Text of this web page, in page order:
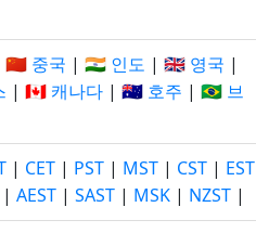
🇨🇳 중국 | 🇮🇳 인도 | 🇬🇧 영국 |
| 🇨🇦 캐나다 | 🇦🇺 호주 | 🇧🇷 브
| CET | PST | MST | CST | EST
| AEST | SAST | MSK | NZST |